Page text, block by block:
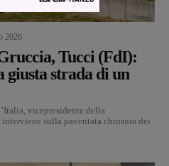
2026
Tucci (FdI):
giusta strada di un
vicepresidente della
sulla paventata chiusura dei